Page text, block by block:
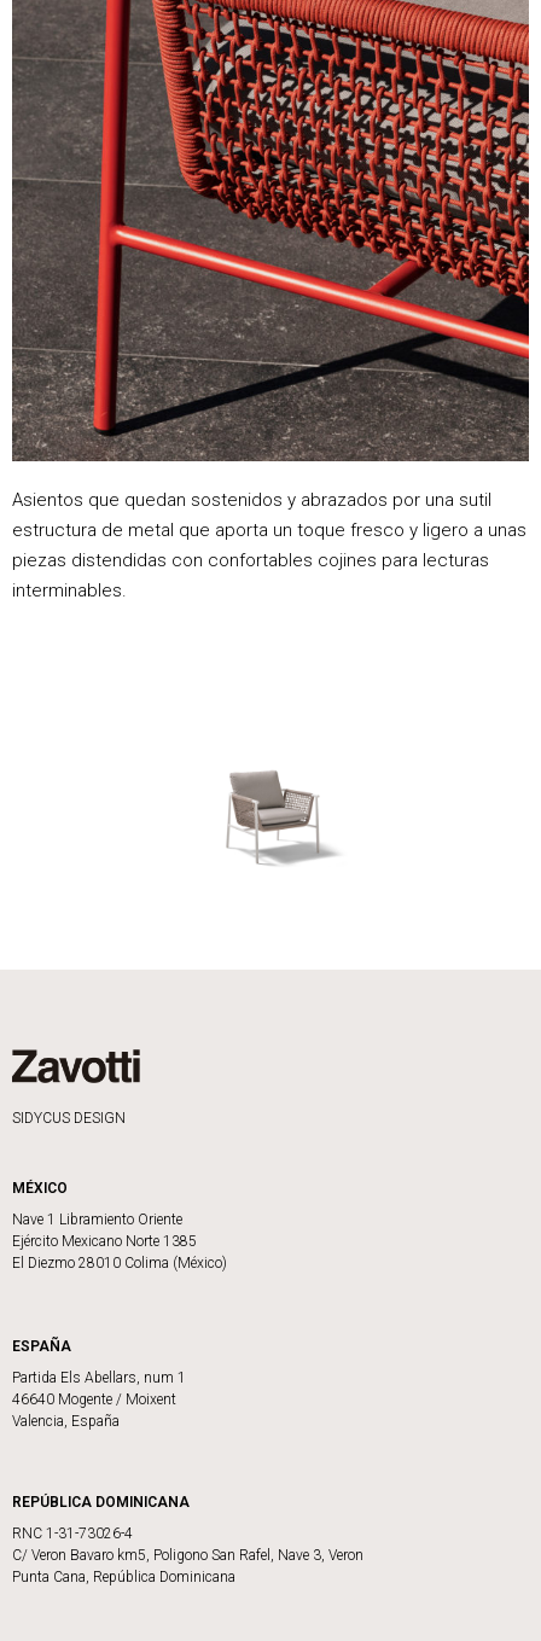
Asientos que quedan sostenidos y abrazados por una sutil
estructura de metal que aporta un toque fresco y ligero a unas
piezas distendidas con confortables cojines para lecturas
interminables.
SIDYCUS DESIGN
MÉXICO
Nave 1 Libramiento Oriente
Ejército Mexicano Norte 1385
El Diezmo 28010 Colima (México)
ESPAÑA
Partida Els Abellars, num 1
46640 Mogente / Moixent
Valencia, España
REPÚBLICA DOMINICANA
RNC 1-31-73026-4
C/ Veron Bavaro km5, Poligono San Rafel, Nave 3, Veron
Punta Cana, República Dominicana